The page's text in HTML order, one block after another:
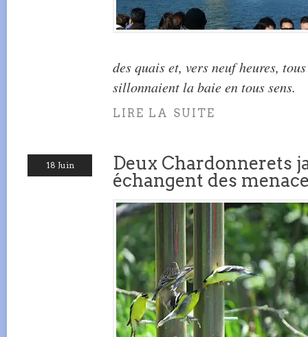
des quais et, vers neuf heures,
sillonnaient la baie en tous sens.
LIRE LA SUITE
18 Juin
Deux Chardonnerets
échangent des